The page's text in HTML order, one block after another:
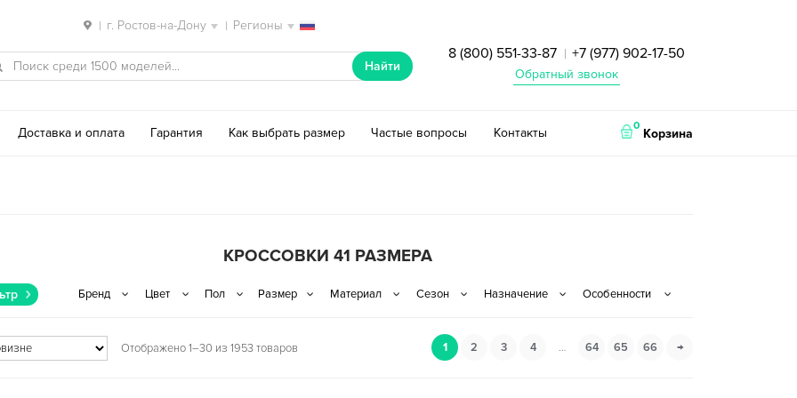
| г. Ростов-на-Дону | Регионы
Найти
8 (800) 551-33-87 | +7 (977) 902-17-50
Обратный звонок
Доставка и оплата Гарантия Как выбрать размер Частые вопросы Контакты 0
Корзина
КРОССОВКИ 41 РАЗМЕРА
Отображено 1–30 из 1953 товаров 1 2 3 4 … 64 65 66 →